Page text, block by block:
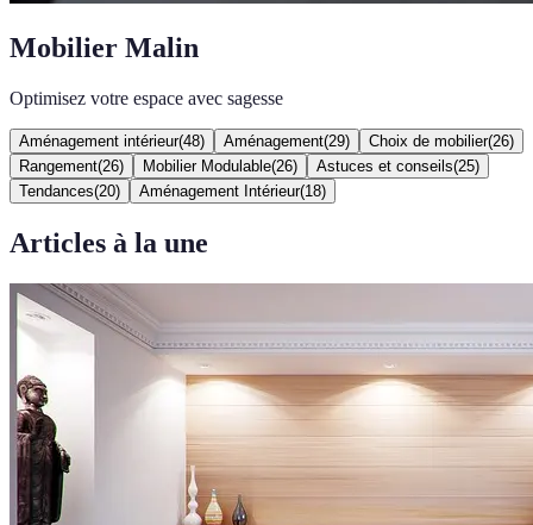
Mobilier Malin
Optimisez votre espace avec sagesse
Aménagement intérieur(48) Aménagement(29) Choix de mobilier(26)
Rangement(26) Mobilier Modulable(26) Astuces et conseils(25)
Tendances(20) Aménagement Intérieur(18)
Articles à la une